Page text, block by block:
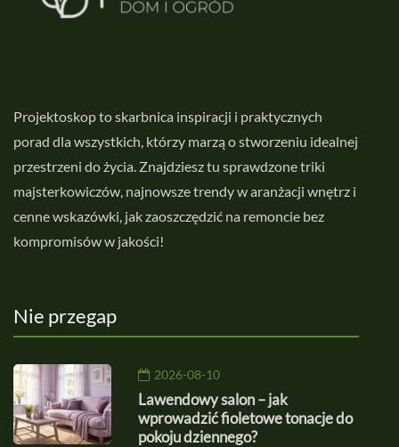
Projektoskop to skarbnica inspiracji i praktycznych
porad dla wszystkich, którzy marzą o stworzeniu idealnej
przestrzeni do życia. Znajdziesz tu sprawdzone triki
majsterkowiczów, najnowsze trendy w aranżacji wnętrz i
cenne wskazówki, jak zaoszczędzić na remoncie bez
kompromisów w jakości!
Nie przegap
2026-08-10
Lawendowy salon – jak
wprowadzić fioletowe tonacje do
pokoju dziennego?